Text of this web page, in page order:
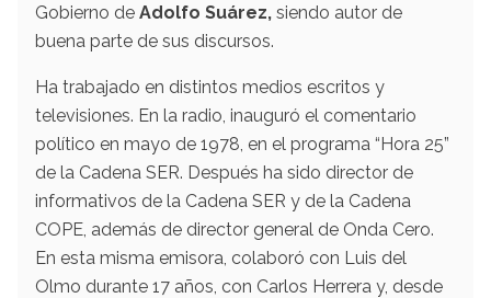
Gobierno de Adolfo Suárez, siendo autor de
buena parte de sus discursos.
Ha trabajado en distintos medios escritos y
televisiones. En la radio, inauguró el comentario
político en mayo de 1978, en el programa “Hora 25”
de la Cadena SER. Después ha sido director de
informativos de la Cadena SER y de la Cadena
COPE, además de director general de Onda Cero.
En esta misma emisora, colaboró con Luis del
Olmo durante 17 años, con Carlos Herrera y, desde